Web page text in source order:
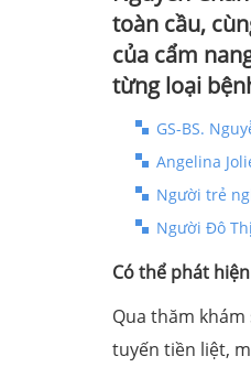
toàn cầu,
của cẩm
từng loại
GS-BS.
Angelina
Người trẻ
Người Đô
Có thể phát
Qua thăm
tuyến tiền liệt,